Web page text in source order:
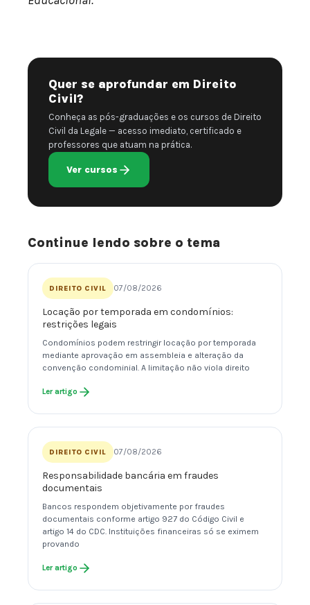
Quer se aprofundar em Direito
Civil?
Conheça as pós-graduações e os cursos de Direito
Civil da Legale — acesso imediato, certificado e
professores que atuam na prática.
Ver cursos
Continue lendo sobre o tema
DIREITO CIVIL 07/08/2026
Locação por temporada em condomínios:
restrições legais
Condomínios podem restringir locação por temporada
mediante aprovação em assembleia e alteração da
convenção condominial. A limitação não viola direito
Ler artigo
DIREITO CIVIL 07/08/2026
Responsabilidade bancária em fraudes
documentais
Bancos respondem objetivamente por fraudes
documentais conforme artigo 927 do Código Civil e
artigo 14 do CDC. Instituições financeiras só se eximem
provando
Ler artigo